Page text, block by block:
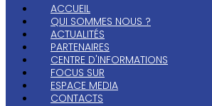
ACCUEIL
QUI SOMMES NOUS ?
ACTUALITÉS
PARTENAIRES
CENTRE D'INFORMATIONS
FOCUS SUR
ESPACE MEDIA
CONTACTS